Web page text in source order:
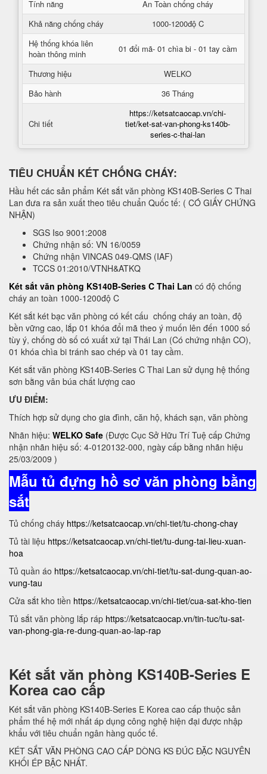
Tính năng
An Toàn chống cháy
Khả năng chống cháy
1000-1200độ C
Hệ thống khóa liên
hoàn thông minh
01 đổi mã- 01 chìa bi - 01 tay cầm
Thương hiệu
WELKO
Bảo hành
36 Tháng
Chi tiết
https://ketsatcaocap.vn/chi-
tiet/ket-sat-van-phong-ks140b-
series-c-thai-lan
TIÊU CHUẨN KÉT CHỐNG CHÁY:
Hầu hết các sản phẩm Két sắt văn phòng KS140B-Series C Thai
Lan đưa ra sản xuất theo tiêu chuẩn Quốc tế: ( CÓ GIẤY CHỨNG
NHẬN)
SGS Iso 9001:2008
Chứng nhận số: VN 16/0059
Chứng nhận VINCAS 049-QMS (IAF)
TCCS 01:2010/VTNH&ATKQ
Két sắt văn phòng KS140B-Series C Thai Lan có độ chống
cháy an toàn 1000-1200độ C
Két sắt két bạc văn phòng có kết cấu chống cháy an toàn, độ
bền vững cao, lắp 01 khóa đổi mã theo ý muốn lên đến 1000 số
tùy ý, chống dò số có xuất xứ tại Thái Lan (Có chứng nhận CO),
01 khóa chìa bi tránh sao chép và 01 tay cầm.
Két sắt văn phòng KS140B-Series C Thai Lan sử dụng hệ thống
sơn bằng vân búa chất lượng cao
ƯU ĐIỂM:
Thích hợp sử dụng cho gia đình, căn hộ, khách sạn, văn phòng
Nhãn hiệu: WELKO Safe (Được Cục Sở Hữu Trí Tuệ cấp Chứng
nhận nhãn hiệu số: 4-0120132-000, ngày cấp bằng nhãn hiệu
25/03/2009 )
Mẫu tủ đựng hồ sơ văn phòng bằng
sắt
Tủ chống cháy https://ketsatcaocap.vn/chi-tiet/tu-chong-chay
Tủ tài liệu https://ketsatcaocap.vn/chi-tiet/tu-dung-tai-lieu-xuan-
hoa
Tủ quần áo https://ketsatcaocap.vn/chi-tiet/tu-sat-dung-quan-ao-
vung-tau
Cửa sắt kho tiền https://ketsatcaocap.vn/chi-tiet/cua-sat-kho-tien
Tủ sắt văn phòng lắp ráp https://ketsatcaocap.vn/tin-tuc/tu-sat-
van-phong-gia-re-dung-quan-ao-lap-rap
Két sắt văn phòng KS140B-Series E
Korea cao cấp
Két sắt văn phòng KS140B-Series E Korea cao cấp thuộc sản
phẩm thế hệ mới nhất áp dụng công nghệ hiện đại được nhập
khẩu với tiêu chuẩn ngân hàng quốc tế.
KÉT SẮT VĂN PHÒNG CAO CẤP DÒNG KS ĐÚC ĐẶC NGUYÊN
KHỐI ÉP BẬC NHẤT.